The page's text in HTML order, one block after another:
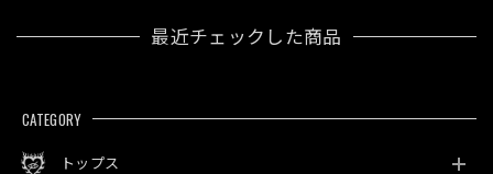
最近チェックした商品
CATEGORY
トップス